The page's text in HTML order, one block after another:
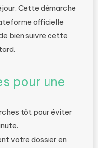
Cette démarche
officielle
bien suivre cette
pour une
tôt pour éviter
votre dossier en